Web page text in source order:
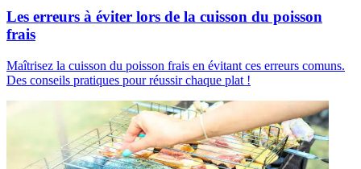
Les erreurs à éviter lors de la cuisson du poisson
frais
Maîtrisez la cuisson du poisson frais en évitant ces erreurs comuns.
Des conseils pratiques pour réussir chaque plat !